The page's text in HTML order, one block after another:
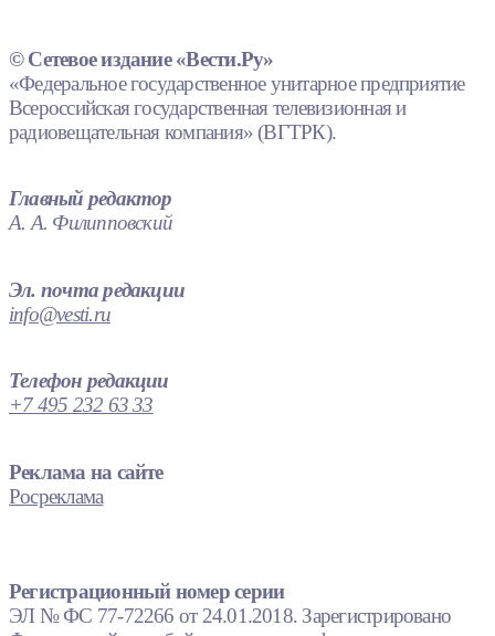
© Сетевое издание «Вести.Ру»
«Федеральное государственное унитарное предприятие
Всероссийская государственная телевизионная и
радиовещательная компания» (ВГТРК).
Главный редактор
А. А. Филипповский
Эл. почта редакции
info@vesti.ru
Телефон редакции
+7 495 232 63 33
Реклама на сайте
Росреклама
Регистрационный номер серии
ЭЛ № ФС 77-72266 от 24.01.2018. Зарегистрировано